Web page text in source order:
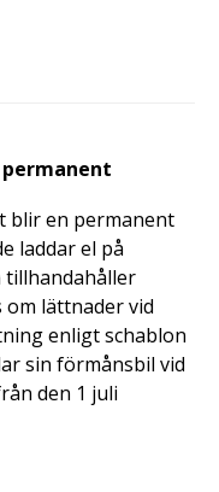
blir en permanent
laddar el på
tillhandahåller
om lättnader vid
enligt schablon
sin förmånsbil vid
den 1 juli